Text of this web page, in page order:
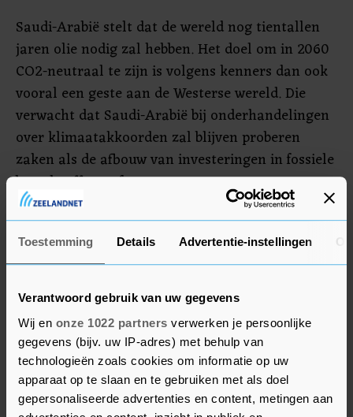
Toestemming Details Advertentie-instellingen
Verantwoord gebruik van uw gegevens
Wij en onze 1022 partners verwerken je persoonlijke
gegevens (bijv. uw IP-adres) met behulp van
technologieën zoals cookies om informatie op uw
apparaat op te slaan en te gebruiken met als doel
gepersonaliseerde advertenties en content, metingen aan
Saudi-Arabië stelt dat de wereld nog tientallen
jaren olie nodig zal hebben. Het doel om in 2060
CO2-neutraal te zijn is volgens kenners dan ook
vooral een geste aan de Westerse wereld. Die
verwacht dat Saudi-Arabië bij onderhandelingen
over klimaatakkoorden zal blijven proberen
zaken als de afbouw van investeringen in fossiele
brandstoffen te frustreren.
Toch is er ook bij olieproducerende landen al een
tijdje een kentering zichtbaar. De Verenigde
Arabische Emiraten kondigden eerder deze
maand aan de CO2-uitstoot per 2050 te willen
neutraliseren. Rusland maakte net als Saudi-
Arabië bekend dat in 2060 te willen doen.